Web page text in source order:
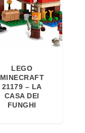
LEGO
MINECRAFT
21179 – LA
CASA DEI
FUNGHI